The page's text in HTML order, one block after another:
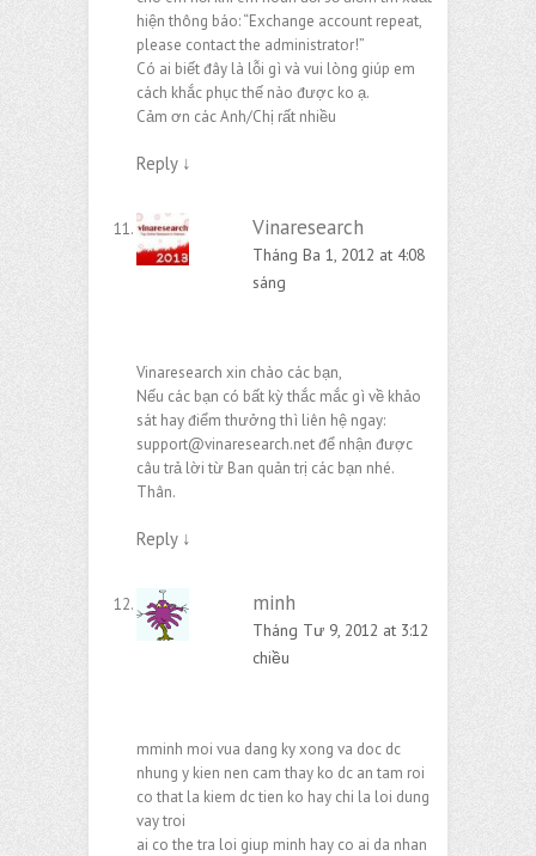
hiện thông báo: “Exchange account repeat,
please contact the administrator!”
Có ai biết đây là lỗi gì và vui lòng giúp em
cách khắc phục thế nào được ko ạ.
Cảm ơn các Anh/Chị rất nhiều
Reply ↓
Vinaresearch
Tháng Ba 1, 2012 at 4:08
sáng
Vinaresearch xin chào các bạn,
Nếu các bạn có bất kỳ thắc mắc gì về khảo
sát hay điểm thưởng thì liên hệ ngay:
support@vinaresearch.netđể nhận được
câu trả lời từ Ban quản trị các bạn nhé.
Thân.
Reply ↓
minh
Tháng Tư 9, 2012 at 3:12
chiều
mminh moi vua dang ky xong va doc dc
nhung y kien nen cam thay ko dc an tam roi
co that la kiem dc tien ko hay chi la loi dung
vay troi
ai co the tra loi giup minh hay co ai da nhan